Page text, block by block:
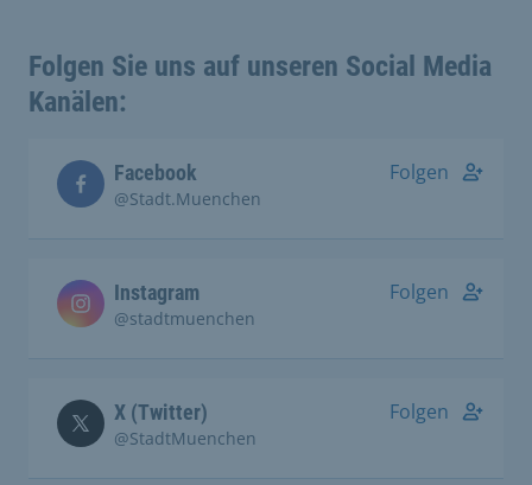
Folgen Sie uns auf unseren Social Media
Kanälen:
Facebook
@Stadt.Muenchen
Folgen
Instagram
@stadtmuenchen
Folgen
X (Twitter)
@StadtMuenchen
Folgen